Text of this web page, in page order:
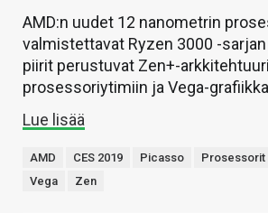
AMD:n uudet 12 nanometrin
valmistettavat Ryzen 3000 -
piirit perustuvat Zen+-
prosessoriytimiin ja Vega-
Lue lisää
AMD CES 2019 Picasso Prosessorit
Vega
Zen